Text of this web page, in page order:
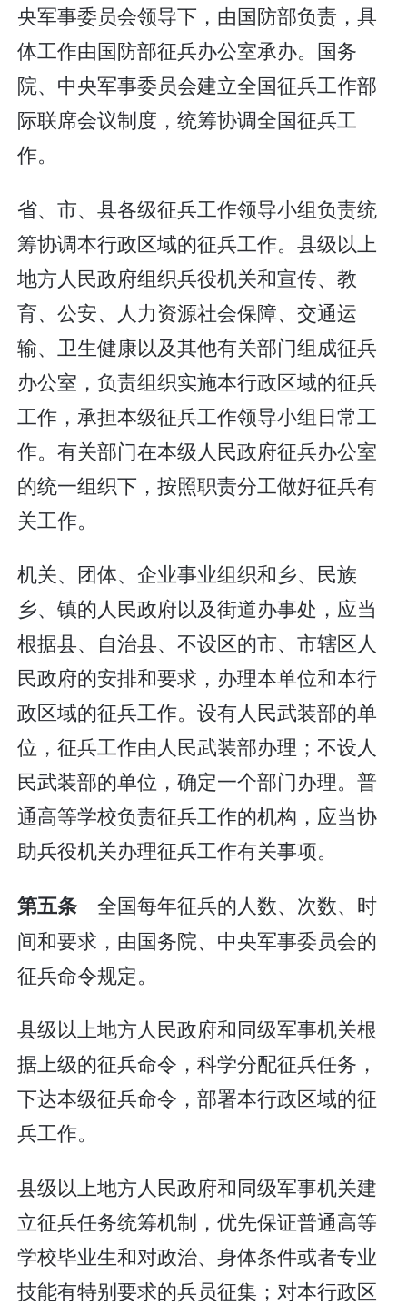
央军事委员会领导下，由国防部负责，具
体工作由国防部征兵办公室承办。国务
院、中央军事委员会建立全国征兵工作部
际联席会议制度，统筹协调全国征兵工
作。
省、市、县各级征兵工作领导小组负责统
筹协调本行政区域的征兵工作。县级以上
地方人民政府组织兵役机关和宣传、教
育、公安、人力资源社会保障、交通运
输、卫生健康以及其他有关部门组成征兵
办公室，负责组织实施本行政区域的征兵
工作，承担本级征兵工作领导小组日常工
作。有关部门在本级人民政府征兵办公室
的统一组织下，按照职责分工做好征兵有
关工作。
机关、团体、企业事业组织和乡、民族
乡、镇的人民政府以及街道办事处，应当
根据县、自治县、不设区的市、市辖区人
民政府的安排和要求，办理本单位和本行
政区域的征兵工作。设有人民武装部的单
位，征兵工作由人民武装部办理；不设人
民武装部的单位，确定一个部门办理。普
通高等学校负责征兵工作的机构，应当协
助兵役机关办理征兵工作有关事项。
第五条 全国每年征兵的人数、次数、时
间和要求，由国务院、中央军事委员会的
征兵命令规定。
县级以上地方人民政府和同级军事机关根
据上级的征兵命令，科学分配征兵任务，
下达本级征兵命令，部署本行政区域的征
兵工作。
县级以上地方人民政府和同级军事机关建
立征兵任务统筹机制，优先保证普通高等
学校毕业生和对政治、身体条件或者专业
技能有特别要求的兵员征集；对本行政区